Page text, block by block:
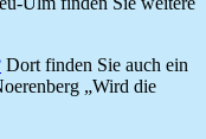
Dort finden Sie auch ein
„Wird die